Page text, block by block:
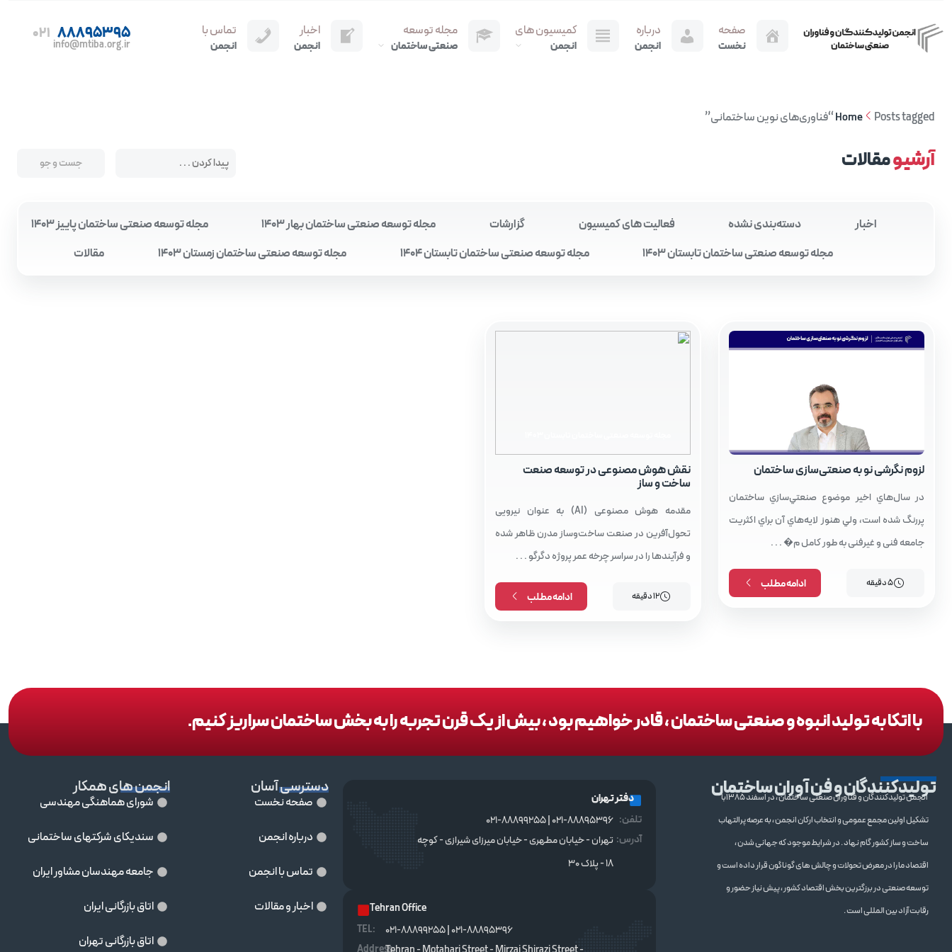
صفحه
نخست
درباره
انجمن
کمیسیون های
انجمن
مجله توسعه
صنعتی ساختمان
اخبار
انجمن
تماس با
انجمن
021 88895395
info@mtiba.org.ir
Home Posts tagged “فناوری‌های نوین ساختمانی”
آرشیومقالات
اخبار دسته‌بندی نشده فعالیت های کمیسیون گزارشات مجله توسعه صنعتی ساختمان بهار 1403
مجله توسعه صنعتی ساختمان پاییز 1403
مجله توسعه صنعتی ساختمان تابستان 1403
مجله توسعه صنعتی ساختمان تابستان 1404 مجله توسعه صنعتی ساختمان زمستان 1403 مقالات
لزوم نگرشی نو به صنعتی‌سازی ساختمان
در سال‌هاي اخير موضوع صنعتي‌سازي ساختمان
پررنگ شده است، ولي هنوز لايه‌هاي آن براي اكثريت
جامعه فنی و غیرفنی به طور کامل م� . . .
5 دقیقه ادامه مطلب
نقش هوش مصنوعی در توسعه صنعت
ساخت‌ و ساز
مقدمه هوش مصنوعی (AI) به عنوان نیرویی
تحول‌آفرین در صنعت ساخت‌وساز مدرن ظاهر شده
و فرآیندها را در سراسر چرخه عمر پروژه دگرگو . . .
12 دقیقه ادامه مطلب
با اتکا به تولید انبوه و صنعتی ساختمان ، قادر خواهیم بود ، بیش از یک قرن تجربه را به بخش ساختمان سراریز کنیم.
تولیدکنندگان و فن آوران ساختمان
انجمن تولیدکنندگان و فنآوران صنعتی ساختمان ، در اسفند 1385با
تشکیل اولین مجمع عمومی و انتخاب ارکان انجمن ، به عرصه پرالتهاب
ساخت و ساز کشور گام نهاد . در شرایط موجود که جهانی شدن ،
اقتصاد ما را در معرض تحولات و چالش های گوناگون قرار داده است و
توسعه صنعتی در برزگترین بخش اقتصاد کشور ، پیش نیاز حضور و
رقابت آزاد بین المللی است .
دفتر تهران
تلفن: 021-88895396 | 021-88899255
آدرس: تهران - خیابان مطهری - خیابان میرزای شیرازی - کوچه
۱۸ - پلاک ۳۰
Tehran Office
TEL :
021-88895396 | 021-88899255
دسترسی آسان
صفحه نخست
درباره انجمن
تماس با انجمن
اخبار و مقالات
انجمن های همکار
شورای هماهنگی مهندسی
سندیکای شرکتهای ساختمانی
جامعه مهندسان مشاور ايران
اتاق بازرگانی ایران
اتاق بازرگانی تهران